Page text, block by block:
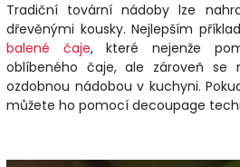
Tradiční tovární nádoby lze
dřevěnými kousky. Nejlepším
balené čaje, které nejenže
oblíbeného čaje, ale zároveň se
ozdobnou nádobou v kuchyni.
můžete ho pomocí decoupage